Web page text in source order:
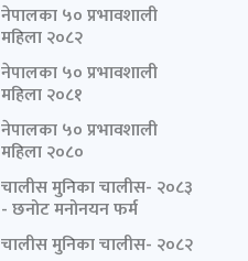
नेपालका ५० प्रभावशाली
महिला २०८२
नेपालका ५० प्रभावशाली
महिला २०८१
नेपालका ५० प्रभावशाली
महिला २०८०
चालीस मुनिका चालीस- २०८३
- छनोट मनोनयन फर्म
चालीस मुनिका चालीस- २०८२